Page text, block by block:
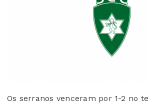
Os serranos venceram por 1-2 no